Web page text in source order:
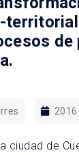
de
2016
ciudad de